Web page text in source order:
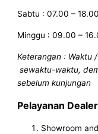
Sabtu : 07.00 – 18.00
Minggu : 09.00 –
Keterangan : Waktu
sewaktu-waktu,
sebelum kunjungan
Pelayanan
Showroom